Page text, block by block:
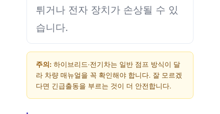
튀거나 전자 장치가 손상될 수 있
습니다.
주의: 하이브리드·전기차는 일반 점프 방식이 달
라 차량 매뉴얼을 꼭 확인해야 합니다. 잘 모르겠
다면 긴급출동을 부르는 것이 더 안전합니다.